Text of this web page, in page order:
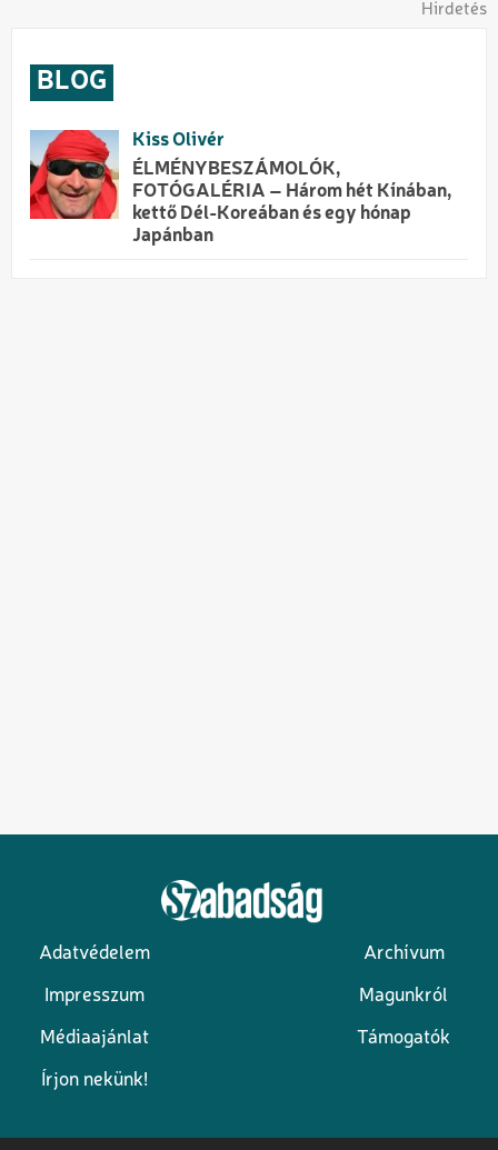
Hirdetés
BLOG
Kiss Olivér
ÉLMÉNYBESZÁMOLÓK,
FOTÓGALÉRIA – Három hét Kínában,
kettő Dél-Koreában és egy hónap
Japánban
Lábléc
Adatvédelem Archívum
Impresszum Magunkról
Médiaajánlat Támogatók
Írjon nekünk!